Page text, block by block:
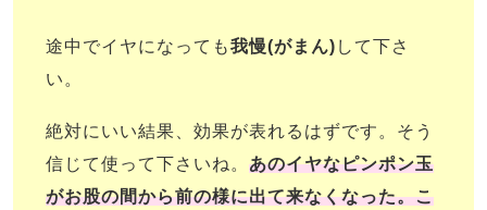
途中でイヤになっても我慢(がまん) して下さ
い。
絶対にいい結果、効果が表れるはずです。そう
信じて使って下さいね。 あのイヤなピンポン玉
がお股の間から前の様に出て来なくなった。こ